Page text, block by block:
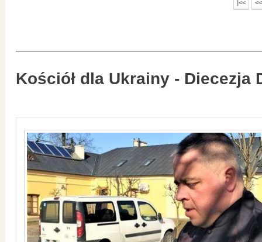
|<< <<
Kościół dla Ukrainy - Diecezja